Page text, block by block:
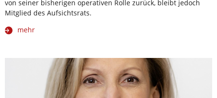
von seiner bisherigen operativen Rolle zurück, bleibt jedoch
Mitglied des Aufsichtsrats.
mehr